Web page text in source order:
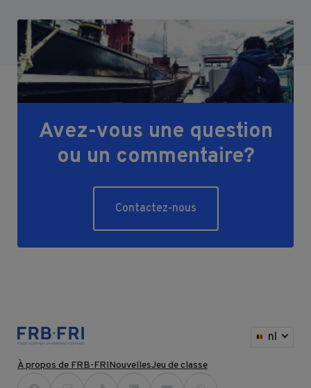
Avez-vous une question
ou un commentaire?
Contactez-nous
nl
À propos de FRB-FRINouvellesJeu de classe